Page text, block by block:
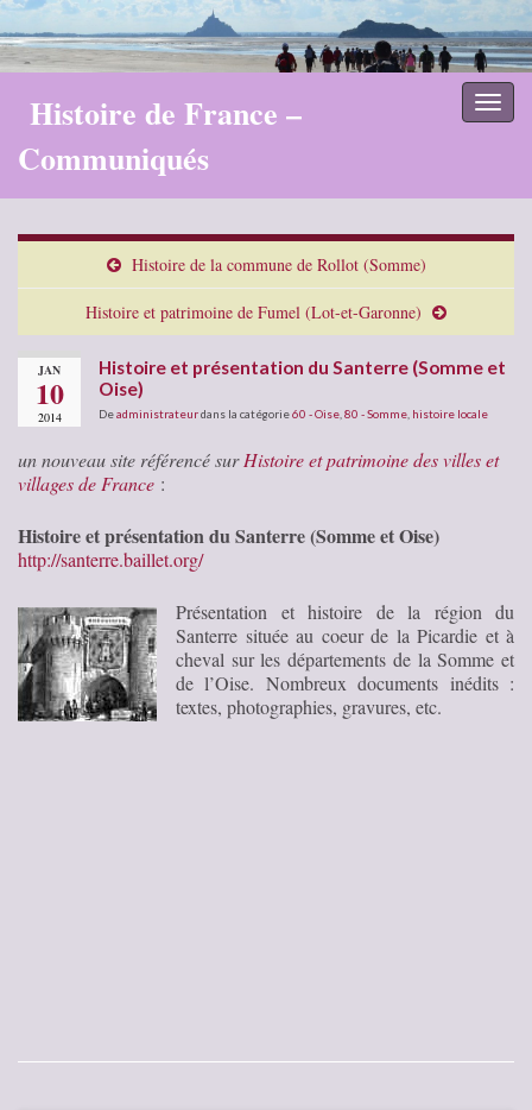
Histoire de France –
Communiqués
Histoire de la commune de Rollot (Somme)
Histoire et patrimoine de Fumel (Lot-et-Garonne)
JAN
10
2014
Histoire et présentation du Santerre (Somme et
Oise)
Deadministrateurdans la catégorie60 - Oise 80 - Somme histoire locale
un nouveau site référencé surHistoire et patrimoine des villes et
villages de France :
Histoire et présentation du Santerre (Somme et Oise)
http://santerre.baillet.org/
Présentation et histoire de la région du
Santerre située au coeur de la Picardie et à
cheval sur les départements de la Somme et
de l’Oise. Nombreux documents inédits :
textes, photographies, gravures, etc.